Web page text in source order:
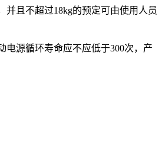
并且不超过18kg的预定可由使用人员
电源循环寿命应不应低于300次，产